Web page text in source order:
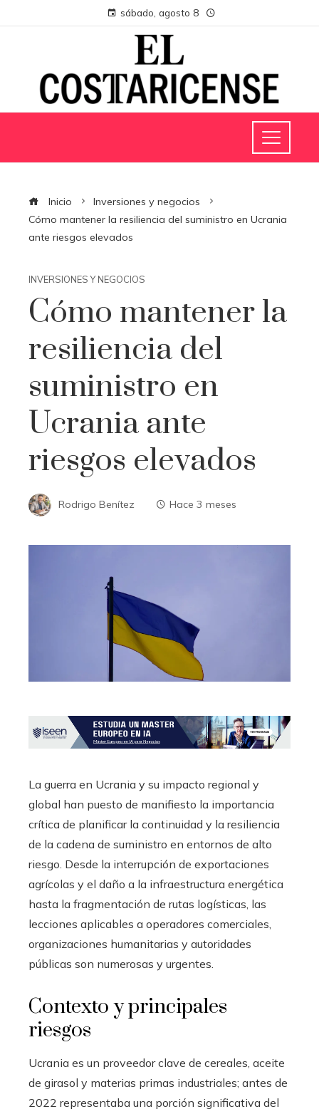
sábado, agosto 8
Inicio
Inversiones y negocios
Cómo mantener la resiliencia del suministro en Ucrania
ante riesgos elevados
INVERSIONES Y NEGOCIOS
Cómo mantener la
resiliencia del
suministro en
Ucrania ante
riesgos elevados
Rodrigo Benítez Hace 3 meses
La guerra en Ucrania y su impacto regional y
global han puesto de manifiesto la importancia
crítica de planificar la continuidad y la resiliencia
de la cadena de suministro en entornos de alto
riesgo. Desde la interrupción de exportaciones
agrícolas y el daño a la infraestructura energética
hasta la fragmentación de rutas logísticas, las
lecciones aplicables a operadores comerciales,
organizaciones humanitarias y autoridades
públicas son numerosas y urgentes.
Contexto y principales
riesgos
Ucrania es un proveedor clave de cereales, aceite
de girasol y materias primas industriales; antes de
2022 representaba una porción significativa del